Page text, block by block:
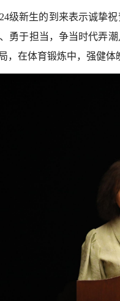
级新生的到来表示诚挚
勇于担当，争当时代弄
，在体育锻炼中，强健